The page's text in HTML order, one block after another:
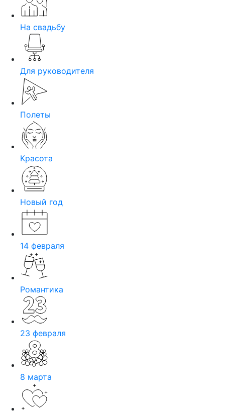
На свадьбу
Для руководителя
Полеты
Красота
Новый год
14 февраля
Романтика
23 февраля
8 марта